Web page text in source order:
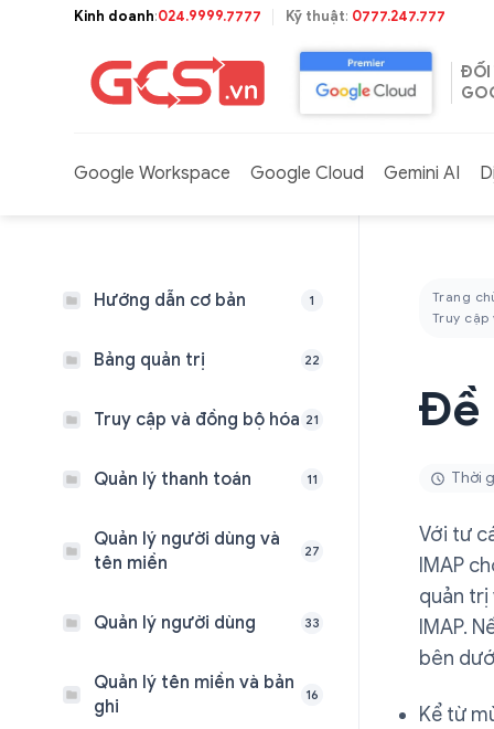
Kinh doanh:024.9999.7777 Kỹ thuật: 0777.247.777
ĐỐI
Google Workspace Google Cloud Gemini AI
Hướng dẫn cơ bản 1
Bảng quản trị 22
Truy cập và đồng bộ hóa 21
Quản lý thanh toán 11
Quản lý người dùng và
tên miền
27
Quản lý người dùng 33
Quản lý tên miền và bản
ghi
16
Trang
Truy cập
Đề
Thời
Với tư
IMAP
quản trị
IMAP.
bên
Kể từ